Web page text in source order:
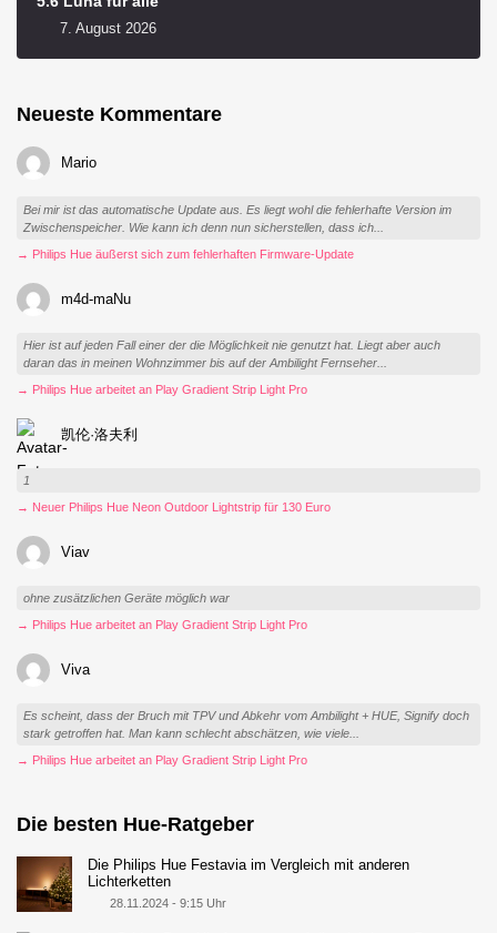
7. August 2026
Neueste Kommentare
Mario
Bei mir ist das automatische Update aus. Es liegt wohl die fehlerhafte Version im
Zwischenspeicher. Wie kann ich denn nun sicherstellen, dass ich...
→ Philips Hue äußerst sich zum fehlerhaften Firmware-Update
m4d-maNu
Hier ist auf jeden Fall einer der die Möglichkeit nie genutzt hat. Liegt aber auch
daran das in meinen Wohnzimmer bis auf der Ambilight Fernseher...
→ Philips Hue arbeitet an Play Gradient Strip Light Pro
凯伦·洛夫利
1
→ Neuer Philips Hue Neon Outdoor Lightstrip für 130 Euro
Viav
ohne zusätzlichen Geräte möglich war
→ Philips Hue arbeitet an Play Gradient Strip Light Pro
Viva
Es scheint, dass der Bruch mit TPV und Abkehr vom Ambilight + HUE, Signify doch
stark getroffen hat. Man kann schlecht abschätzen, wie viele...
→ Philips Hue arbeitet an Play Gradient Strip Light Pro
Die besten Hue-Ratgeber
Die Philips Hue Festavia im Vergleich mit anderen
Lichterketten
28.11.2024 - 9:15 Uhr